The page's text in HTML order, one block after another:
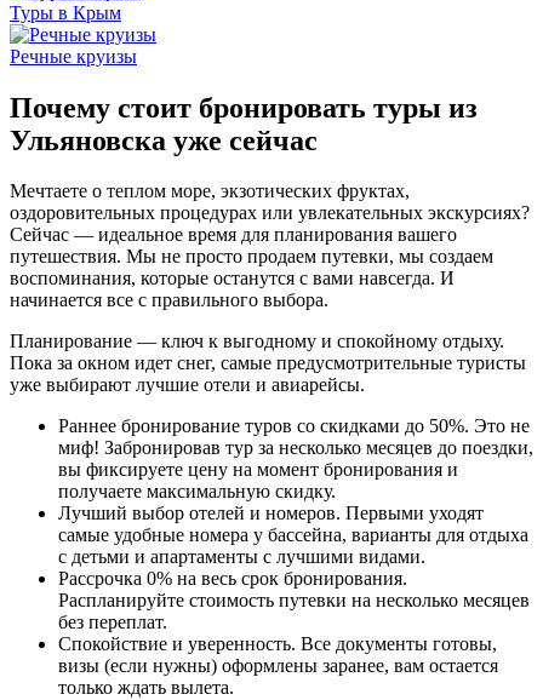
Туры в Крым
Речные круизы
Почему стоит бронировать туры из
Ульяновска уже сейчас
Мечтаете о теплом море, экзотических фруктах,
оздоровительных процедурах или увлекательных экскурсиях?
Сейчас — идеальное время для планирования вашего
путешествия. Мы не просто продаем путевки, мы создаем
воспоминания, которые останутся с вами навсегда. И
начинается все с правильного выбора.
Планирование — ключ к выгодному и спокойному отдыху.
Пока за окном идет снег, самые предусмотрительные туристы
уже выбирают лучшие отели и авиарейсы.
Раннее бронирование туров со скидками до 50%. Это не
миф! Забронировав тур за несколько месяцев до поездки,
вы фиксируете цену на момент бронирования и
получаете максимальную скидку.
Лучший выбор отелей и номеров. Первыми уходят
самые удобные номера у бассейна, варианты для отдыха
с детьми и апартаменты с лучшими видами.
Рассрочка 0% на весь срок бронирования.
Распланируйте стоимость путевки на несколько месяцев
без переплат.
Спокойствие и уверенность. Все документы готовы,
визы (если нужны) оформлены заранее, вам остается
только ждать вылета.